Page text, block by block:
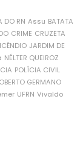
DO RN Assu BATATA
CRIME CRUZETA
JARDIM DE
NÉLTER QUEIROZ
POLÍCIA CIVIL
GERMANO
UFRN Vivaldo